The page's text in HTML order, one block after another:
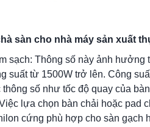
sàn cho nhà máy sản xuất
sạch: Thông số này ảnh
suất từ 1500W trở lên. Công
số như tốc độ quay của
lựa chọn bàn chải hoặc
cứng phù hợp cho sàn